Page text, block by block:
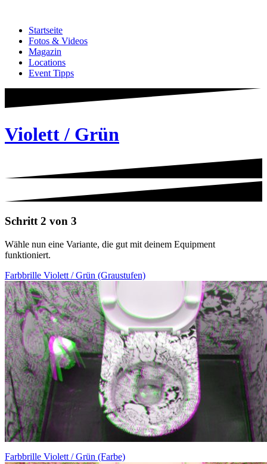
springenStartseite
Fotos & Videos
Magazin
Locations
Event Tipps
Violett / Grün
Schritt 2 von 3
Wähle nun eine Variante, die gut mit deinem Equipment
funktioniert.
Farbbrille Violett / Grün (Graustufen)
Farbbrille Violett / Grün (Farbe)